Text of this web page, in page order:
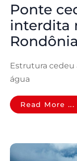
Ponte
interdita
Rondônia
Estrutura
água
Read More ...